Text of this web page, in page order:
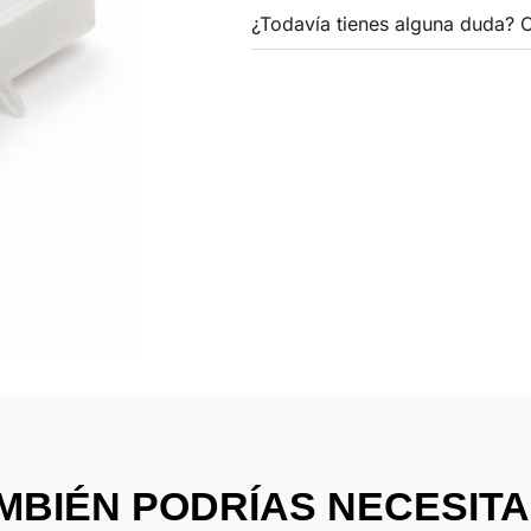
cantidad
¿Todavía tienes alguna duda?
PODRÍAS